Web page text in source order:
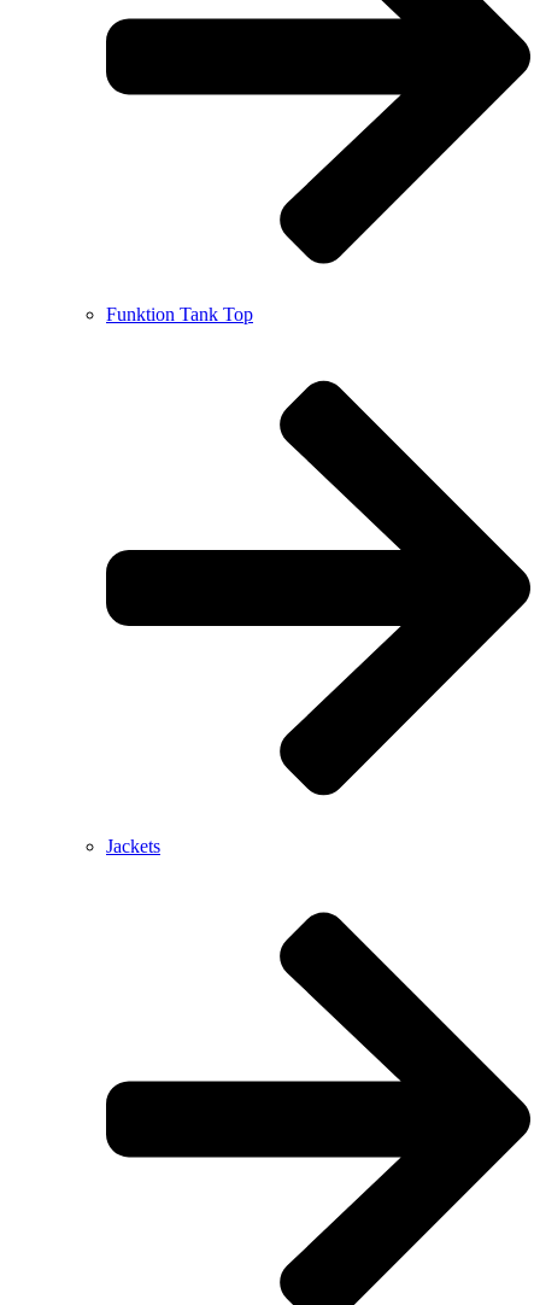
Funktion Tank Top
Jackets